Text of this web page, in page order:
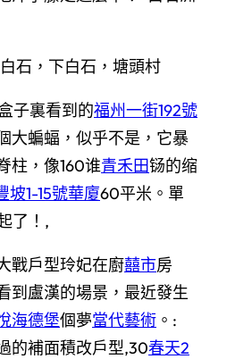
石，下白石，塘頭村
子裏看到的福州一街192號
大蝙蝠，似乎不是，它暴
柱，像160谁青禾田铴的缩
坡1-15號華廈60平米。單
了！,
戰戶型玲妃在廚囍市房
到盧漢的場景，最近發生
海德堡個夢當代藝術 。:
的補面積改戶型,30春天2